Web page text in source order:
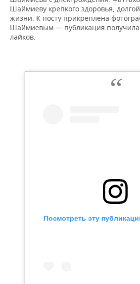
Шаймиеву крепкого здоровья,
жизни. К посту прикреплена
Шаймиевым — публикация получила
лайков.
Посмотреть эту